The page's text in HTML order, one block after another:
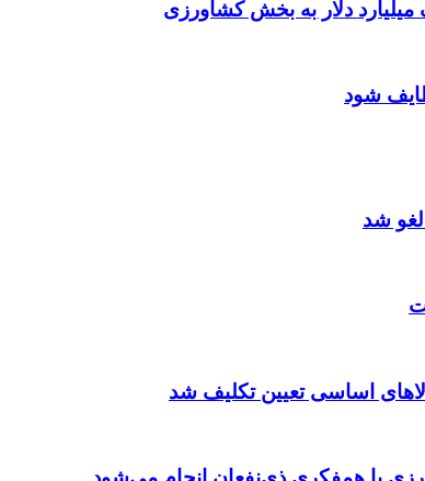
دلار به بخش کشاورزی
شود
لغو شد
اساسی تعیین تکلیف شد